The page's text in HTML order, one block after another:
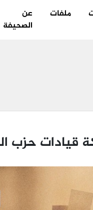
ملفات
عن
الصحيفة
قيادات حزب